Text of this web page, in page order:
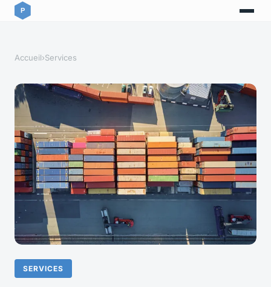
Accueil›Services
SERVICES